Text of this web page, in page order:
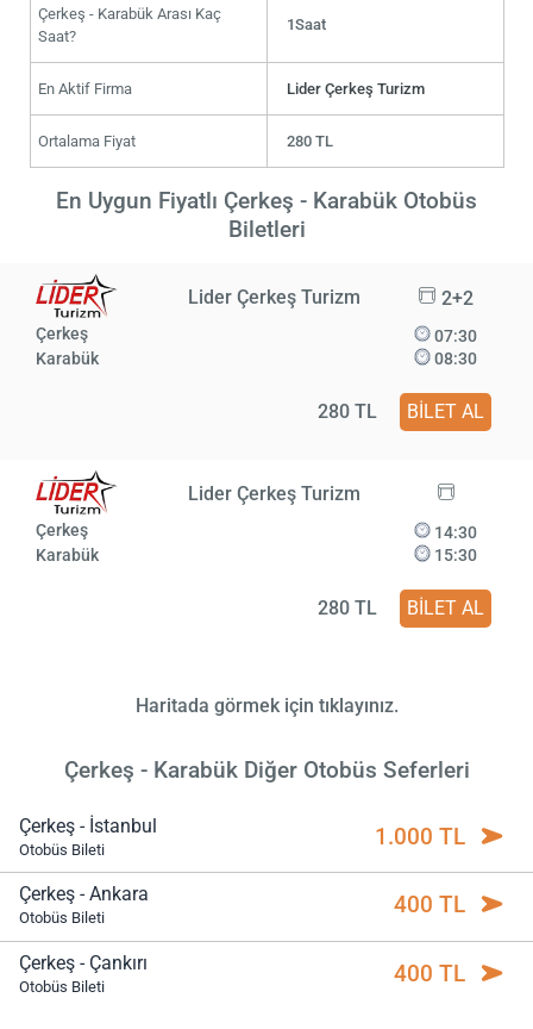
Çerkeş - Karabük Arası Kaç
Saat?
1Saat
En Aktif Firma Lider Çerkeş Turizm
Ortalama Fiyat 280 TL
En Uygun Fiyatlı Çerkeş - Karabük Otobüs
Biletleri
Lider Çerkeş Turizm 2+2
Çerkeş
Karabük
07:30
08:30
280 TL BİLET AL
Lider Çerkeş Turizm
Çerkeş
Karabük
14:30
15:30
280 TL BİLET AL
Haritada görmek için tıklayınız.
Çerkeş - Karabük Diğer Otobüs Seferleri
Çerkeş - İstanbul
Otobüs Bileti 1.000 TL
Çerkeş - Ankara
Otobüs Bileti 400 TL
Çerkeş - Çankırı
Otobüs Bileti 400 TL